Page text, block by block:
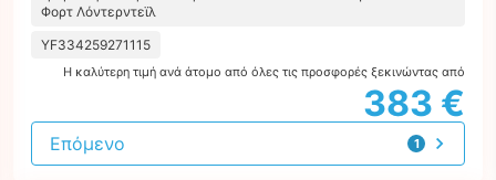
Φορτ Λόντερντεϊλ
YF334259271115
Η καλύτερη τιμή ανά άτομο από όλες τις προσφορές ξεκινώντας από
383 €
1
προσφορά
Επόμενο